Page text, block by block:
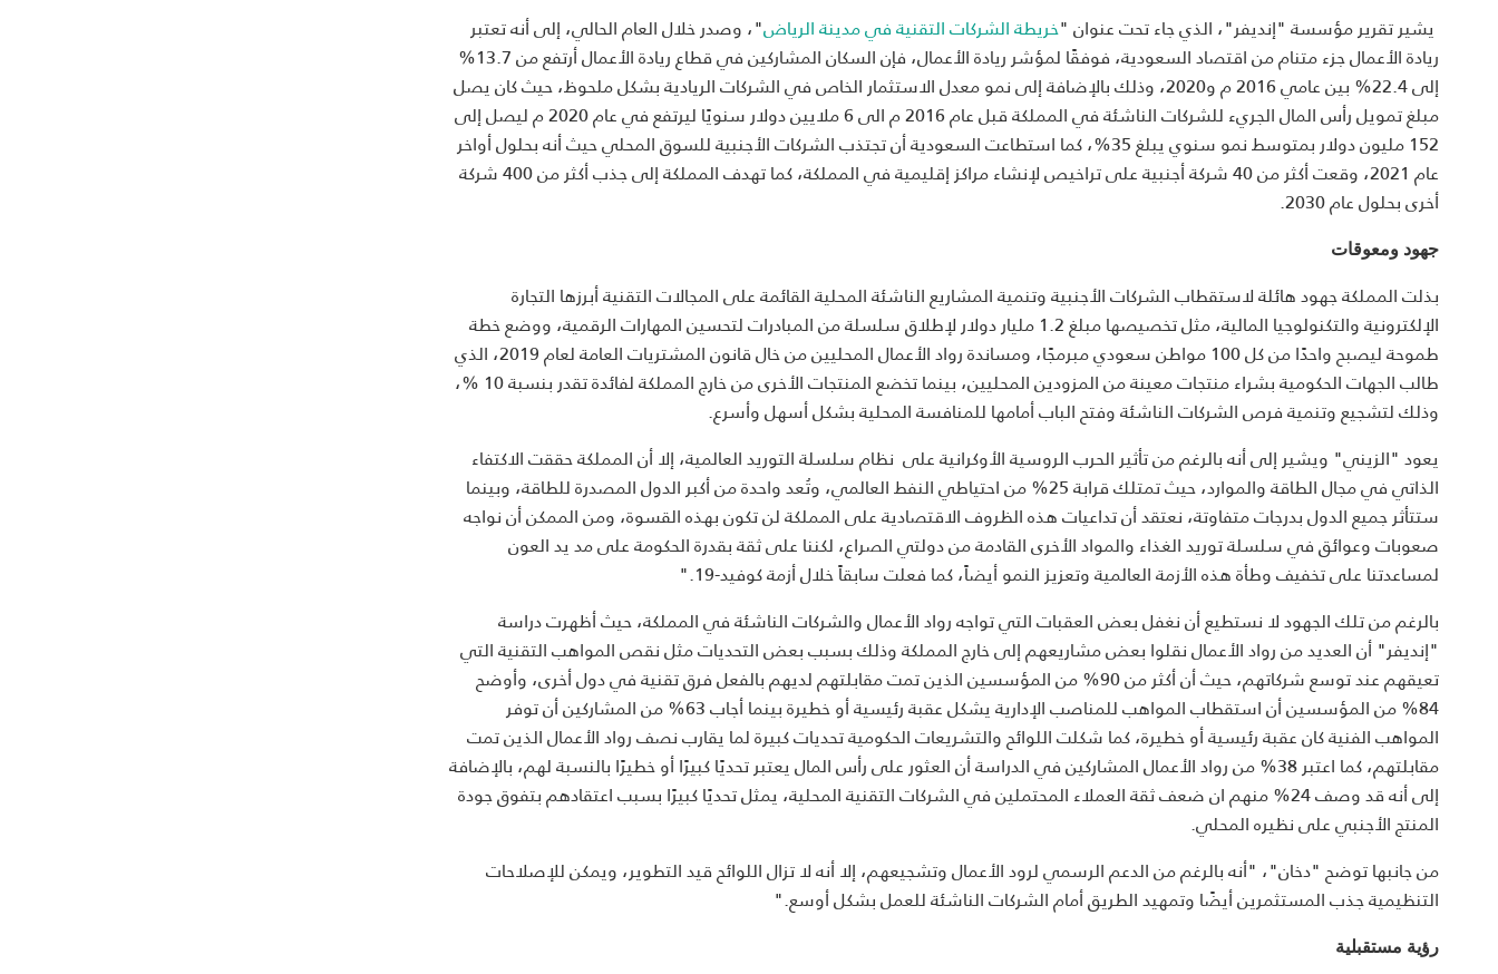
يشير تقرير مؤسسة "إنديفر"، الذي جاء تحت عنوان "خريطة الشركات التقنية في مدينة الرياض"، وصدر خلال العام الحالي، إلى أنه تعتبر
ريادة الأعمال جزء متنام من اقتصاد السعودية، فوفقًا لمؤشر ريادة الأعمال، فإن السكان المشاركين في قطاع ريادة الأعمال أرتفع من 13.7%
إلى 22.4% بين عامي 2016 م و2020، وذلك بالإضافة إلى نمو معدل الاستثمار الخاص في الشركات الريادية بشكل ملحوظ، حيث كان يصل
مبلغ تمويل رأس المال الجريء للشركات الناشئة في المملكة قبل عام 2016 م الى 6 ملايين دولار سنويًا ليرتفع في عام 2020 م ليصل إلى
152 مليون دولار بمتوسط نمو سنوي يبلغ 35%، كما استطاعت السعودية أن تجتذب الشركات الأجنبية للسوق المحلي حيث أنه بحلول أواخر
عام 2021، وقعت أكثر من 40 شركة أجنبية على تراخيص لإنشاء مراكز إقليمية في المملكة، كما تهدف المملكة إلى جذب أكثر من 400 شركة
أخرى بحلول عام 2030.
جهود ومعوقات
بذلت المملكة جهود هائلة لاستقطاب الشركات الأجنبية وتنمية المشاريع الناشئة المحلية القائمة على المجالات التقنية أبرزها التجارة
الإلكترونية والتكنولوجيا المالية، مثل تخصيصها مبلغ 1.2 مليار دولار لإطلاق سلسلة من المبادرات لتحسين المهارات الرقمية، ووضع خطة
طموحة ليصبح واحدًا من كل 100 مواطن سعودي مبرمجًا، ومساندة رواد الأعمال المحليين من خال قانون المشتريات العامة لعام 2019، الذي
طالب الجهات الحكومية بشراء منتجات معينة من المزودين المحليين، بينما تخضع المنتجات الأخرى من خارج المملكة لفائدة تقدر بنسبة 10 %،
وذلك لتشجيع وتنمية فرص الشركات الناشئة وفتح الباب أمامها للمنافسة المحلية بشكل أسهل وأسرع.
يعود "الزيني" ويشير إلى أنه بالرغم من تأثير الحرب الروسية الأوكرانية على نظام سلسلة التوريد العالمية، إلا أن المملكة حققت الاكتفاء
الذاتي في مجال الطاقة والموارد، حيث تمتلك قرابة 25% من احتياطي النفط العالمي، وتُعد واحدة من أكبر الدول المصدرة للطاقة، وبينما
ستتأثر جميع الدول بدرجات متفاوتة، نعتقد أن تداعيات هذه الظروف الاقتصادية على المملكة لن تكون بهذه القسوة، ومن الممكن أن نواجه
صعوبات وعوائق في سلسلة توريد الغذاء والمواد الأخرى القادمة من دولتي الصراع، لكننا على ثقة بقدرة الحكومة على مد يد العون
لمساعدتنا على تخفيف وطأة هذه الأزمة العالمية وتعزيز النمو أيضاً، كما فعلت سابقاً خلال أزمة كوفيد-19."
بالرغم من تلك الجهود لا نستطيع أن نغفل بعض العقبات التي تواجه رواد الأعمال والشركات الناشئة في المملكة، حيث أظهرت دراسة
"إنديفر" أن العديد من رواد الأعمال نقلوا بعض مشاريعهم إلى خارج المملكة وذلك بسبب بعض التحديات مثل نقص المواهب التقنية التي
تعيقهم عند توسع شركاتهم، حيث أن أكثر من 90% من المؤسسين الذين تمت مقابلتهم لديهم بالفعل فرق تقنية في دول أخرى، وأوضح
84% من المؤسسين أن استقطاب المواهب للمناصب الإدارية يشكل عقبة رئيسية أو خطيرة بينما أجاب 63% من المشاركين أن توفر
المواهب الفنية كان عقبة رئيسية أو خطيرة، كما شكلت اللوائح والتشريعات الحكومية تحديات كبيرة لما يقارب نصف رواد الأعمال الذين تمت
مقابلتهم، كما اعتبر 38% من رواد الأعمال المشاركين في الدراسة أن العثور على رأس المال يعتبر تحديًا كبيرًا أو خطيرًا بالنسبة لهم، بالإضافة
إلى أنه قد وصف 24% منهم ان ضعف ثقة العملاء المحتملين في الشركات التقنية المحلية، يمثل تحديًا كبيرًا بسبب اعتقادهم بتفوق جودة
المنتج الأجنبي على نظيره المحلي.
من جانبها توضح "دخان"، "أنه بالرغم من الدعم الرسمي لرود الأعمال وتشجيعهم، إلا أنه لا تزال اللوائح قيد التطوير، ويمكن للإصلاحات
التنظيمية جذب المستثمرين أيضًا وتمهيد الطريق أمام الشركات الناشئة للعمل بشكل أوسع."
رؤية مستقبلية